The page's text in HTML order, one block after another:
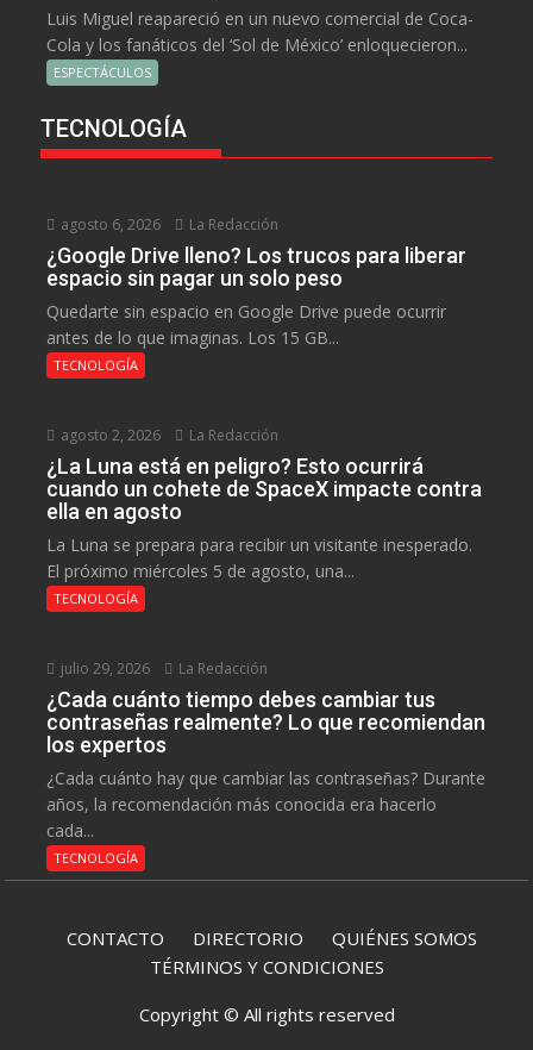
Luis Miguel reapareció en un nuevo comercial de Coca-
Cola y los fanáticos del ‘Sol de México’ enloquecieron...
ESPECTÁCULOS
TECNOLOGÍA
agosto 6, 2026 La Redacción
¿Google Drive lleno? Los trucos para liberar
espacio sin pagar un solo peso
Quedarte sin espacio en Google Drive puede ocurrir
antes de lo que imaginas. Los 15 GB...
TECNOLOGÍA
agosto 2, 2026 La Redacción
¿La Luna está en peligro? Esto ocurrirá
cuando un cohete de SpaceX impacte contra
ella en agosto
La Luna se prepara para recibir un visitante inesperado.
El próximo miércoles 5 de agosto, una...
TECNOLOGÍA
julio 29, 2026 La Redacción
¿Cada cuánto tiempo debes cambiar tus
contraseñas realmente? Lo que recomiendan
los expertos
¿Cada cuánto hay que cambiar las contraseñas? Durante
años, la recomendación más conocida era hacerlo
cada...
TECNOLOGÍA
CONTACTO DIRECTORIO QUIÉNES SOMOS
TÉRMINOS Y CONDICIONES
Copyright © All rights reserved